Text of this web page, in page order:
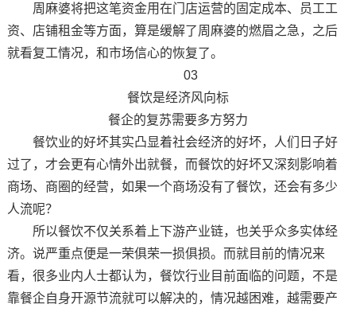
周麻婆将把这笔资金用在门店运营的固定成本、员工工
资、店铺租金等方面，算是缓解了周麻婆的燃眉之急，之后
就看复工情况，和市场信心的恢复了。
03
餐饮是经济风向标
餐企的复苏需要多方努力
餐饮业的好坏其实凸显着社会经济的好坏，人们日子好
过了，才会更有心情外出就餐，而餐饮的好坏又深刻影响着
商场、商圈的经营，如果一个商场没有了餐饮，还会有多少
人流呢？
所以餐饮不仅关系着上下游产业链，也关乎众多实体经
济。说严重点便是一荣俱荣一损俱损。而就目前的情况来
看，很多业内人士都认为，餐饮行业目前面临的问题，不是
靠餐企自身开源节流就可以解决的，情况越困难，越需要产